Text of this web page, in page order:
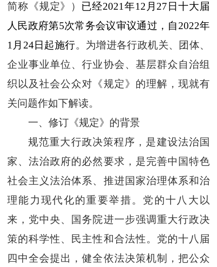
简称《规定》） 已经2021年12 月 27 日十大届
人民政府第5次常务会议审议通过，自 2022年
1月 24日起施行。为增进各行政机关、团体、
企业事业单位、行业协会、基层群众自治组
织以及社会公众对《规定》的理解，现就有
关问题作如下解读。
一、修订《规定》的背景
规范重大行政决策程序，是建设法治国
家、法治政府的必然要求，是完善中国特色
社会主义法治体系、推进国家治理体系和治
理能力现代化的重要举措。党的十八大以
来，党中央、国务院进一步强调重大行政决
策的科学性、民主性和合法性。党的十八届
四中全会提出，健全依法决策机制，把公众